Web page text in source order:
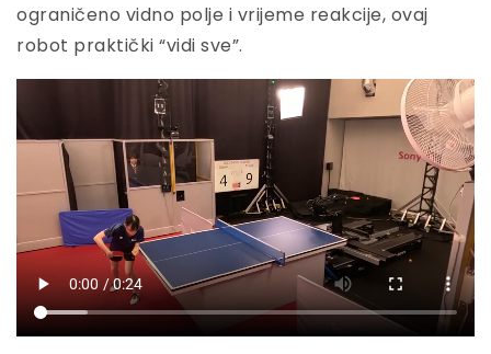
ograničeno vidno polje i vrijeme reakcije, ovaj
robot praktički “vidi sve”.